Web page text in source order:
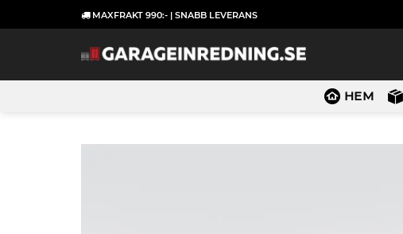
to
MAXFRAKT 990:- | SNABB LEVERANS
HEM